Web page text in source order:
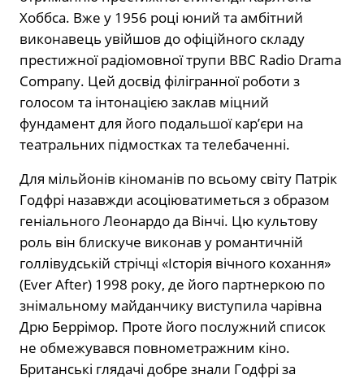
Хоббса. Вже у 1956 році юний та амбітний
виконавець увійшов до офіційного складу
престижної радіомовної трупи BBC Radio Drama
Company. Цей досвід філігранної роботи з
голосом та інтонацією заклав міцний
фундамент для його подальшої кар’єри на
театральних підмостках та телебаченні.
Для мільйонів кіноманів по всьому світу Патрік
Годфрі назавжди асоціюватиметься з образом
геніального Леонардо да Вінчі. Цю культову
роль він блискуче виконав у романтичній
голлівудській стрічці «Історія вічного кохання»
(Ever After) 1998 року, де його партнеркою по
знімальному майданчику виступила чарівна
Дрю Беррімор. Проте його послужний список
не обмежувався повнометражним кіно.
Британські глядачі добре знали Годфрі за